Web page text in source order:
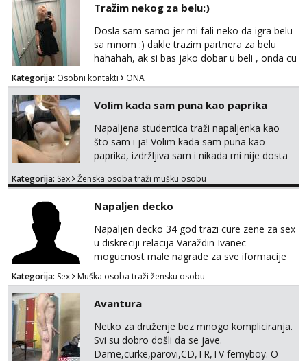
ispod i nadji me tamo, cekam te!
Tražim nekog za belu:)
Dosla sam samo jer mi fali neko da igra belu
sa mnom :) dakle trazim partnera za belu
hahahah, ak si bas jako dobar u beli , onda cu
razmislit za dalje Klikni na link ispod i nadji me
tamo, cekam te!
Kategorija: Osobni kontakti ONA
Volim kada sam puna kao paprika
Napaljena studentica traži napaljenka kao
što sam i ja! Volim kada sam puna kao
paprika, izdržljiva sam i nikada mi nije dosta
bilo kad i bilo gdje zato se javi što prije da
tamo, cekam te!
Kategorija: Sex Ženska osoba traži mušku osobu
Napaljen decko
Napaljen decko 34 god trazi cure zene za sex
u diskreciji relacija Varaždin Ivanec
mogucnost male nagrade za sve iformacije
pisite na broj 098819637 pusa
Kategorija: Sex Muška osoba traži žensku osobu
Avantura
Netko za druženje bez mnogo kompliciranja.
Svi su dobro došli da se jave.
Dame,curke,parovi,CD,TR,TV femyboy. O